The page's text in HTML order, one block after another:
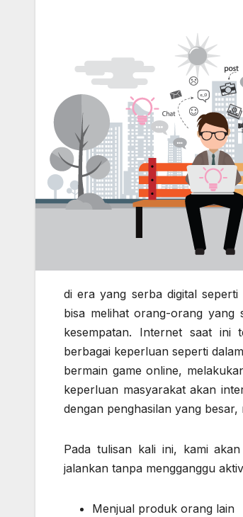
di era yang serba digital
bisa melihat orang-orang yang
kesempatan. Internet saat ini
berbagai keperluan seperti
bermain game online,
keperluan masyarakat akan
dengan penghasilan yang
Pada tulisan kali ini, kami
jalankan tanpa mengganggu
Menjual produk orang lain